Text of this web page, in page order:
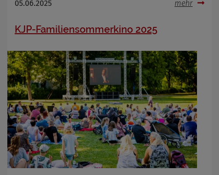
05.06.2025 mehr
KJP-Familiensommerkino 2025